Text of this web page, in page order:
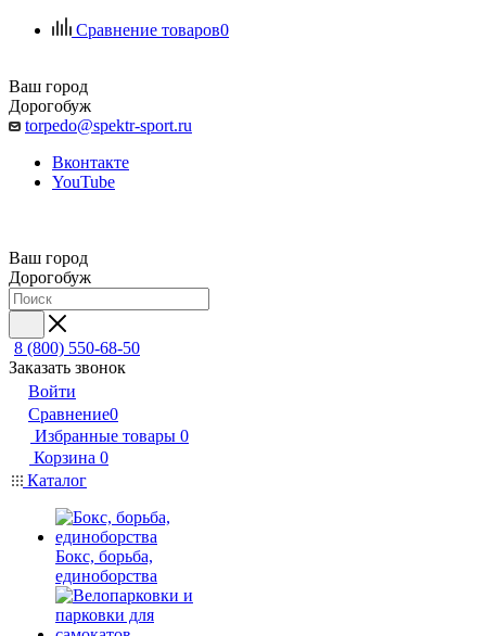
Сравнение товаров0
Ваш город
Дорогобуж
torpedo@spektr-sport.ru
Вконтакте
YouTube
Ваш город
Дорогобуж
8 (800) 550-68-50
Заказать звонок
Войти
Сравнение0
Избранные товары 0
Корзина 0
Каталог
Бокс, борьба,
единоборства